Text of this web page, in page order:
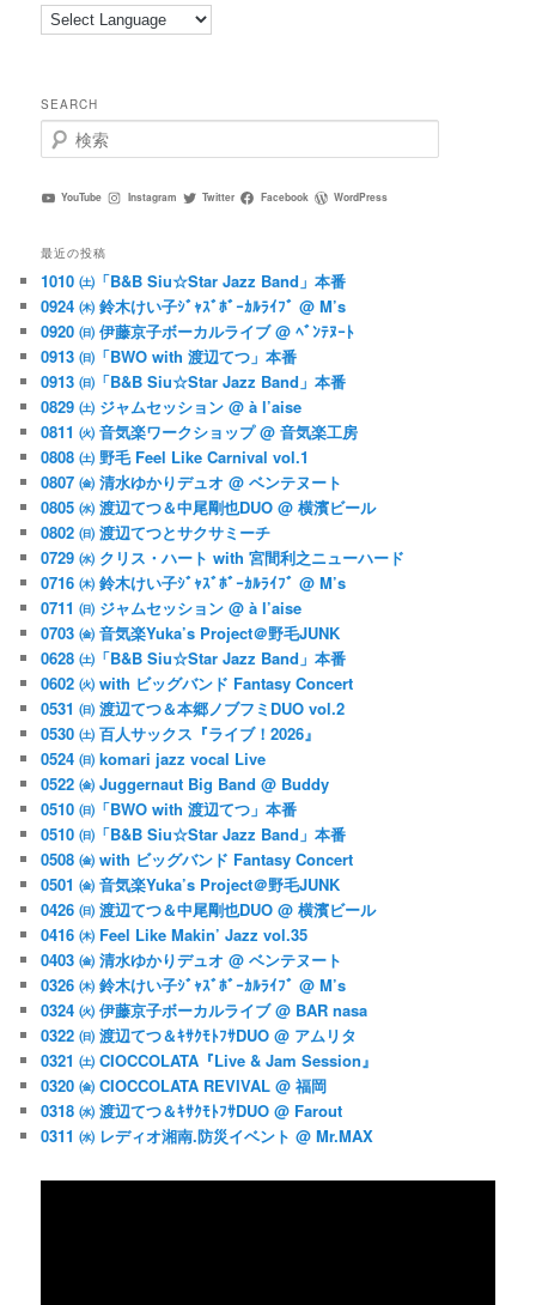
SEARCH
検
索
YouTube Instagram Twitter Facebook WordPress
最近の投稿
1010 ㈯「B&B Siu☆Star Jazz Band」本番
0924 ㈭ 鈴木けい子ｼﾞｬｽﾞﾎﾞｰｶﾙﾗｲﾌﾞ @ M’s
0920 ㈰ 伊藤京子ボーカルライブ @ ﾍﾞﾝﾃﾇｰﾄ
0913 ㈰「BWO with 渡辺てつ」本番
0913 ㈰「B&B Siu☆Star Jazz Band」本番
0829 ㈯ ジャムセッション @ à l’aise
0811 ㈫ 音気楽ワークショップ @ 音気楽工房
0808 ㈯ 野毛 Feel Like Carnival vol.1
0807 ㈮ 清水ゆかりデュオ @ ベンテヌート
0805 ㈬ 渡辺てつ＆中尾剛也DUO @ 横濱ビール
0802 ㈰ 渡辺てつとサクサミーチ
0729 ㈬ クリス・ハート with 宮間利之ニューハード
0716 ㈭ 鈴木けい子ｼﾞｬｽﾞﾎﾞｰｶﾙﾗｲﾌﾞ @ M’s
0711 ㈰ ジャムセッション @ à l’aise
0703 ㈮ 音気楽Yuka’s Project＠野毛JUNK
0628 ㈯「B&B Siu☆Star Jazz Band」本番
0602 ㈫ with ビッグバンド Fantasy Concert
0531 ㈰ 渡辺てつ＆本郷ノブフミDUO vol.2
0530 ㈯ 百人サックス『ライブ！2026』
0524 ㈰ komari jazz vocal Live
0522 ㈮ Juggernaut Big Band @ Buddy
0510 ㈰「BWO with 渡辺てつ」本番
0510 ㈰「B&B Siu☆Star Jazz Band」本番
0508 ㈮ with ビッグバンド Fantasy Concert
0501 ㈮ 音気楽Yuka’s Project＠野毛JUNK
0426 ㈰ 渡辺てつ＆中尾剛也DUO @ 横濱ビール
0416 ㈭ Feel Like Makin’ Jazz vol.35
0403 ㈮ 清水ゆかりデュオ @ ベンテヌート
0326 ㈭ 鈴木けい子ｼﾞｬｽﾞﾎﾞｰｶﾙﾗｲﾌﾞ @ M’s
0324 ㈫ 伊藤京子ボーカルライブ @ BAR nasa
0322 ㈰ 渡辺てつ＆ｷｻｸﾓﾄﾌｻDUO @ アムリタ
0321 ㈯ CIOCCOLATA『Live & Jam Session』
0320 ㈮ CIOCCOLATA REVIVAL @ 福岡
0318 ㈬ 渡辺てつ＆ｷｻｸﾓﾄﾌｻDUO @ Farout
0311 ㈬ レディオ湘南.防災イベント @ Mr.MAX